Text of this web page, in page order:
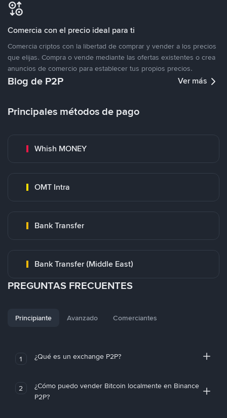
Comercia con el precio ideal para ti
Comercia criptos con la libertad de comprar y vender a los precios
que elijas. Compra o vende mediante las ofertas existentes o crea
anuncios de comercio para establecer tus propios precios.
Blog de P2P Ver más
Principales métodos de pago
Whish MONEY
OMT Intra
Bank Transfer
Bank Transfer (Middle East)
PREGUNTAS FRECUENTES
Principiante Avanzado Comerciantes
1 ¿Qué es un exchange P2P?
2
¿Cómo puedo vender Bitcoin localmente en Binance
P2P?